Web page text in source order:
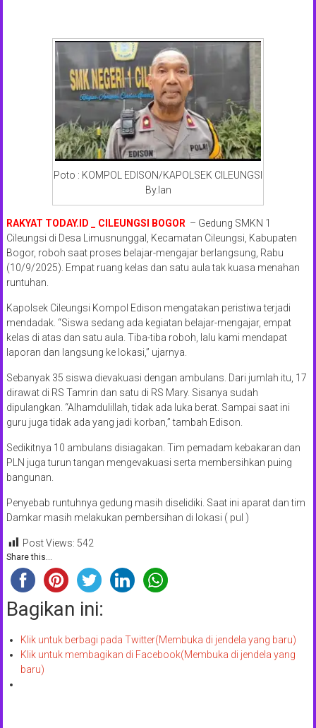
Poto : KOMPOL EDISON/KAPOLSEK CILEUNGSI
By.Ian
RAKYAT TODAY.ID _ CILEUNGSI BOGOR – Gedung SMKN 1
Cileungsi di Desa Limusnunggal, Kecamatan Cileungsi, Kabupaten
Bogor, roboh saat proses belajar-mengajar berlangsung, Rabu
(10/9/2025). Empat ruang kelas dan satu aula tak kuasa menahan
runtuhan.
Kapolsek Cileungsi Kompol Edison mengatakan peristiwa terjadi
mendadak. “Siswa sedang ada kegiatan belajar-mengajar, empat
kelas di atas dan satu aula. Tiba-tiba roboh, lalu kami mendapat
laporan dan langsung ke lokasi,” ujarnya.
Sebanyak 35 siswa dievakuasi dengan ambulans. Dari jumlah itu, 17
dirawat di RS Tamrin dan satu di RS Mary. Sisanya sudah
dipulangkan. “Alhamdulillah, tidak ada luka berat. Sampai saat ini
guru juga tidak ada yang jadi korban,” tambah Edison.
Sedikitnya 10 ambulans disiagakan. Tim pemadam kebakaran dan
PLN juga turun tangan mengevakuasi serta membersihkan puing
bangunan.
Penyebab runtuhnya gedung masih diselidiki. Saat ini aparat dan tim
Damkar masih melakukan pembersihan di lokasi ( pul )
Post Views: 542
Share this...
Bagikan ini:
Klik untuk berbagi pada Twitter(Membuka di jendela yang baru)
Klik untuk membagikan di Facebook(Membuka di jendela yang
baru)